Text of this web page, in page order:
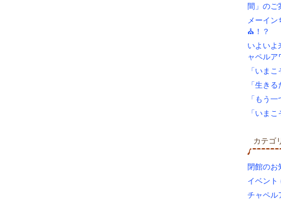
間」のご
メーイン
⛪！？
いよいよ
ャペルア
「いま
「生き
「もう一
「いま
カテゴ
閉館のお
イベント
チャペル